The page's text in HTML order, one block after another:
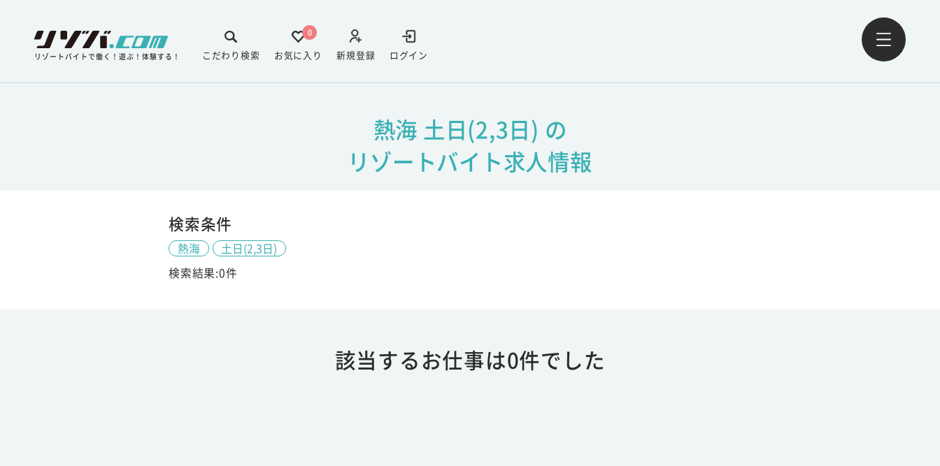
リゾートバイトで働く！遊ぶ！体験する！ ログイン
新規登録
0
お気に入り
こだわり検索
熱海 土日(2,3日) の
リゾートバイト求人情報
検索条件
熱海
土日(2,3日)
検索結果:0件
該当するお仕事は0件でした